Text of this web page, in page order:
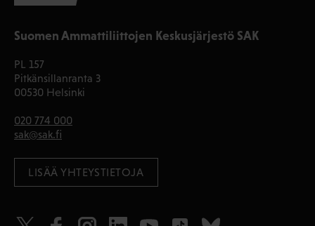
Suomen Ammattiliittojen Keskusjärjestö SAK
PL 157
Pitkänsillanranta 3
00530 Helsinki
020 774 000
sak@sak.fi
LISÄÄ YHTEYSTIETOJA